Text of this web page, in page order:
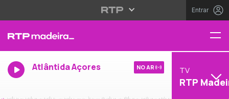
Entrar
Atlântida Açores NO AR TV
RTP